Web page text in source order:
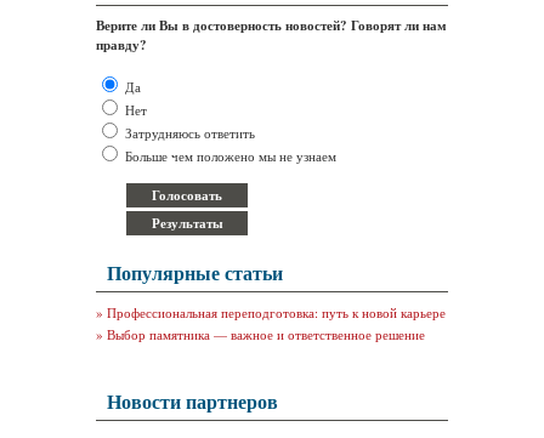
Верите ли Вы в достоверность новостей? Говорят ли нам
правду?
Да
Нет
Затрудняюсь ответить
Больше чем положено мы не узнаем
Популярные статьи
» Профессиональная переподготовка: путь к новой карьере
» Выбор памятника — важное и ответственное решение
Новости партнеров